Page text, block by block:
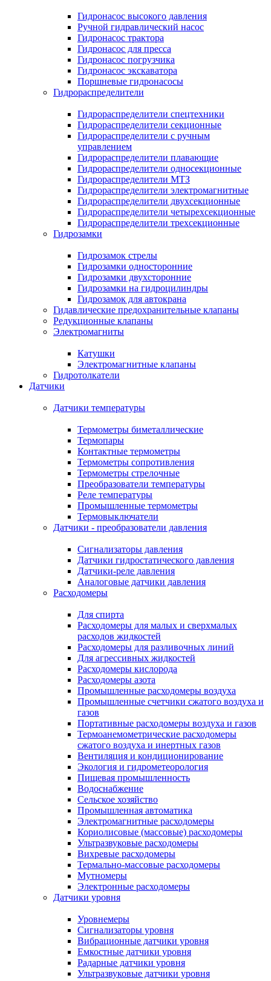
Гидронасос высокого давления
Ручной гидравлический насос
Гидронасос трактора
Гидронасос для пресса
Гидронасос погрузчика
Гидронасос экскаватора
Поршневые гидронасосы
Гидрораспределители
Гидрораспределители спецтехники
Гидрораспределители секционные
Гидрораспределители с ручным
управлением
Гидрораспределители плавающие
Гидрораспределители односекционные
Гидрораспределители МТЗ
Гидрораспределители электромагнитные
Гидрораспределители двухсекционные
Гидрораспределители четырехсекционные
Гидрораспределители трехсекционные
Гидрозамки
Гидрозамок стрелы
Гидрозамки односторонние
Гидрозамки двухсторонние
Гидрозамки на гидроцилиндры
Гидрозамок для автокрана
Гидавлические предохранительные клапаны
Редукционные клапаны
Электромагниты
Катушки
Электромагнитные клапаны
Гидротолкатели
Датчики
Датчики температуры
Термометры биметаллические
Термопары
Контактные термометры
Термометры сопротивления
Термометры стрелочные
Преобразователи температуры
Реле температуры
Промышленные термометры
Термовыключатели
Датчики - преобразователи давления
Сигнализаторы давления
Датчики гидростатического давления
Датчики-реле давления
Аналоговые датчики давления
Расходомеры
Для спирта
Расходомеры для малых и сверхмалых
расходов жидкостей
Расходомеры для разливочных линий
Для агрессивных жидкостей
Расходомеры кислорода
Расходомеры азота
Промышленные расходомеры воздуха
Промышленные счетчики сжатого воздуха и
газов
Портативные расходомеры воздуха и газов
Термоанемометрические расходомеры
сжатого воздуха и инертных газов
Вентиляция и кондиционирование
Экология и гидрометеорология
Пищевая промышленность
Водоснабжение
Сельское хозяйство
Промышленная автоматика
Электромагнитные расходомеры
Кориолисовые (массовые) расходомеры
Ультразвуковые расходомеры
Вихревые расходомеры
Термально-массовые расходомеры
Мутномеры
Электронные расходомеры
Датчики уровня
Уровнемеры
Сигнализаторы уровня
Вибрационные датчики уровня
Емкостные датчики уровня
Радарные датчики уровня
Ультразвуковые датчики уровня